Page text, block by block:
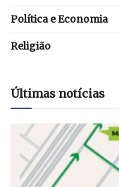
Política e Economia
Religião
Últimas notícias